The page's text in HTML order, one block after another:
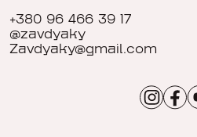
+380 96 466 39 17
@zavdyaky
Zavdyaky@gmail.com